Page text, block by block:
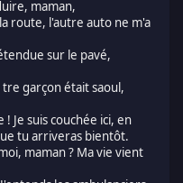
maman,
route, l'autre auto ne m'a
sur le pavé,
garçon était saoul,
Je suis couchée ici, en
tu arriveras bientôt.
maman ? Ma vie vient